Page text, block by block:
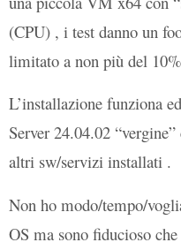
(CPU) , i test danno un
limitato a non più del
L’installazione funziona
Server 24.04.02
altri sw/servizi installati .
Non ho modo/tempo/
OS ma sono fiducioso